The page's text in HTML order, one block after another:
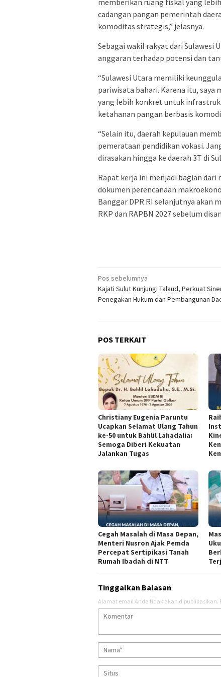
cadangan pangan pemerintah
komoditas strategis,” jelasnya.
Sebagai wakil rakyat dari Sulawesi
anggaran terhadap potensi dan
“Sulawesi Utara memiliki
pariwisata bahari. Karena itu, saya
yang lebih konkret untuk
ketahanan pangan berbasis
“Selain itu, daerah kepulauan
pemerataan pendidikan vokasi.
dirasakan hingga ke daerah 3T di
Rapat kerja ini menjadi bagian dari
dokumen perencanaan
Banggar DPR RI selanjutnya akan
RKP dan RAPBN 2027 sebelum
Navigasi
pos
Pos sebelumnya
Kajati Sulut Kunjungi Talaud, Perkuat
Penegakan Hukum dan Pembangunan
POS TERKAIT
Christiany Eugenia Paruntu
Ucapkan Selamat Ulang Tahun
ke-50 untuk Bahlil Lahadalia:
Semoga Diberi Kekuatan
Jalankan Tugas
Cegah Masalah di Masa Depan,
Menteri Nusron Ajak Pemda
Percepat Sertipikasi Tanah
Rumah Ibadah di NTT
Tinggalkan Balasan
Alamat email Anda tidak akan dipublikasikan.